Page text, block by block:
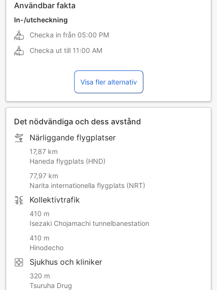
Användbar fakta
In-/utcheckning
Checka in från 05:00 PM
Checka ut till 11:00 AM
Visa fler alternativ
Det nödvändiga och dess avstånd
Närliggande flygplatser
17,87 km
Haneda flygplats (HND)
77,97 km
Narita internationella flygplats (NRT)
Kollektivtrafik
410 m
Isezaki Chojamachi tunnelbanestation
410 m
Hinodecho
Sjukhus och kliniker
320 m
Tsuruha Drug